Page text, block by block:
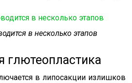
в несколько этапов
в липосакции излишков